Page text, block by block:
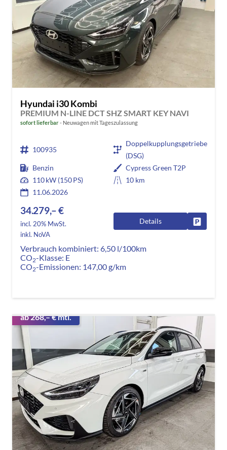
Hyundai i30 Kombi
PREMIUM N-LINE DCT SHZ SMART KEY NAVI
sofort lieferbar Neuwagen mit Tageszulassung
100935
Doppelkupplungsgetriebe
(DSG)
Benzin
Cypress Green T2P
110 kW (150 PS)
10 km
11.06.2026
34.279,– €
incl. 20% MwSt.
inkl. NoVA
Details
Verbrauch kombiniert: 6,50 l/100km
CO2-Klasse: E
CO2-Emissionen: 147,00 g/km
ab 268,– € mtl.